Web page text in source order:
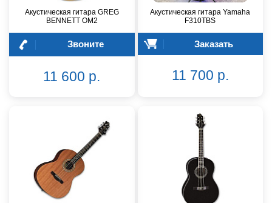
Акустическая гитара GREG
BENNETT OM2
Звоните
11 600 р.
Акустическая гитара Yamaha
F310TBS
Заказать
11 700 р.